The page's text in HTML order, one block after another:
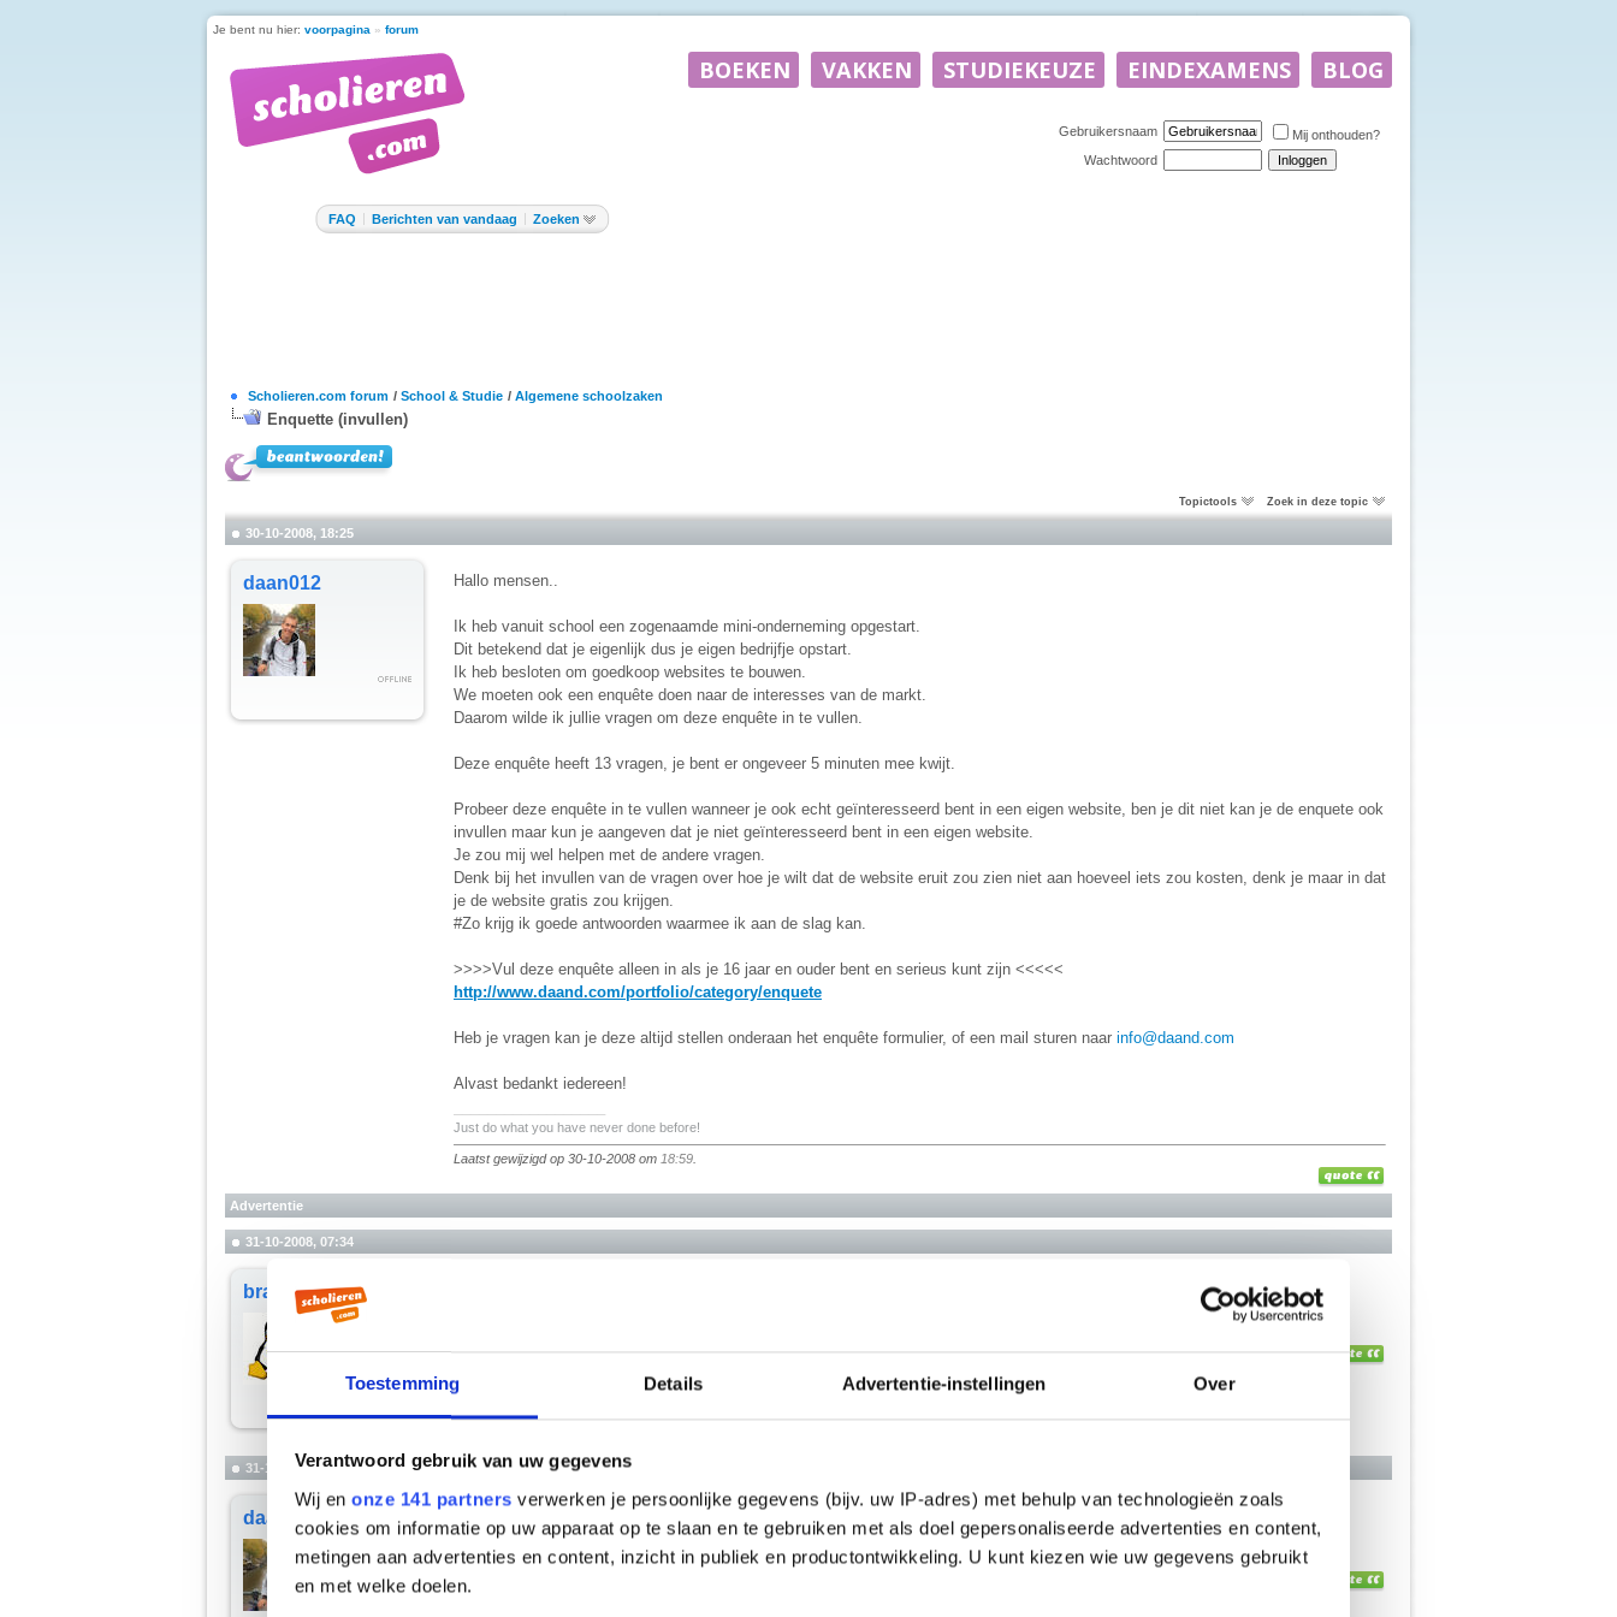
Toestemming Details Advertentie-instellingen Over
Verantwoord gebruik van uw gegevens
Wij en onze 141 partners verwerken je persoonlijke gegevens (bijv. uw IP-adres) met behulp van technologieën zoals
cookies om informatie op uw apparaat op te slaan en te gebruiken met als doel gepersonaliseerde advertenties en content,
metingen aan advertenties en content, inzicht in publiek en productontwikkeling. U kunt kiezen wie uw gegevens gebruikt
en met welke doelen.
Je bent nu hier: voorpagina » forum
Gebruikersnaam
Mij onthouden?
Wachtwoord
FAQ Berichten van vandaag Zoeken
Scholieren.com forum / School & Studie / Algemene schoolzaken
Enquette (invullen)
Topictools Zoek in deze topic
30-10-2008, 18:25
daan012 Hallo mensen..
Ik heb vanuit school een zogenaamde mini-onderneming opgestart.
Dit betekend dat je eigenlijk dus je eigen bedrijfje opstart.
Ik heb besloten om goedkoop websites te bouwen.
We moeten ook een enquête doen naar de interesses van de markt.
Daarom wilde ik jullie vragen om deze enquête in te vullen.
Deze enquête heeft 13 vragen, je bent er ongeveer 5 minuten mee kwijt.
Probeer deze enquête in te vullen wanneer je ook echt geïnteresseerd bent in een eigen website, ben je dit niet kan je de enquete ook
invullen maar kun je aangeven dat je niet geïnteresseerd bent in een eigen website.
Je zou mij wel helpen met de andere vragen.
Denk bij het invullen van de vragen over hoe je wilt dat de website eruit zou zien niet aan hoeveel iets zou kosten, denk je maar in dat
je de website gratis zou krijgen.
#Zo krijg ik goede antwoorden waarmee ik aan de slag kan.
>>>>Vul deze enquête alleen in als je 16 jaar en ouder bent en serieus kunt zijn <<<<<
http://www.daand.com/portfolio/category/enquete
Heb je vragen kan je deze altijd stellen onderaan het enquête formulier, of een mail sturen naar info@daand.com
Alvast bedankt iedereen!
Just do what you have never done before!
Laatst gewijzigd op 30-10-2008 om 18:59
Advertentie
31-10-2008, 07:34
brands
31-10-2008, 10:20
daan012
Bedankt
__________________
Just do what you have never done before!